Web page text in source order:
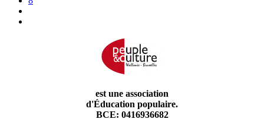
est une association
d'Éducation populaire.
BCE: 0416936682